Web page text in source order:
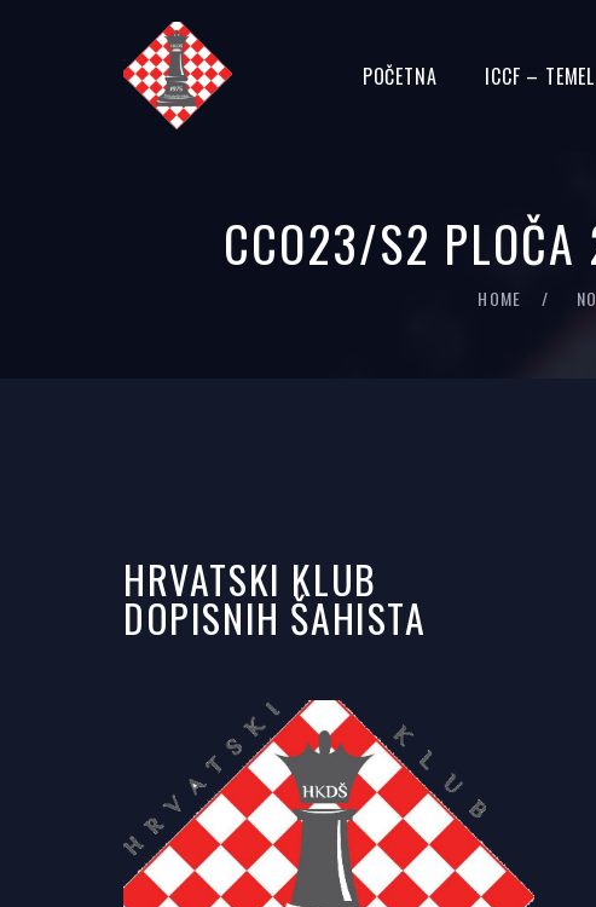
POČETNA ICCF –
CCO23/S2 PLOČA
HOME
HRVATSKI KLUB
DOPISNIH ŠAHISTA